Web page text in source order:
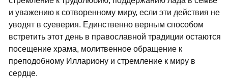
и уважению к сотворенному миру, если эти действия не
уводят в суеверия. Единственно верным способом
встретить этот день в православной традиции остаются
посещение храма, молитвенное обращение к
преподобному Иллариону и стремление к миру в
сердце.